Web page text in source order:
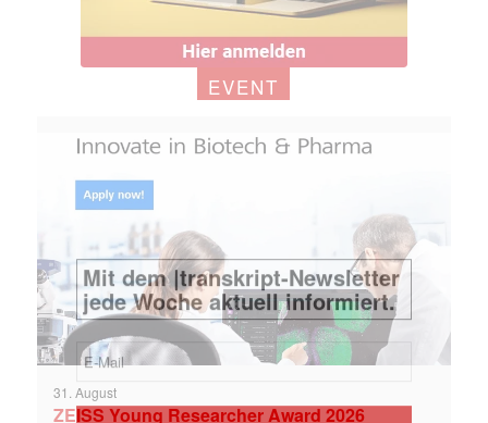
EVENT
31. August
ZEISS Young Researcher Award 2026